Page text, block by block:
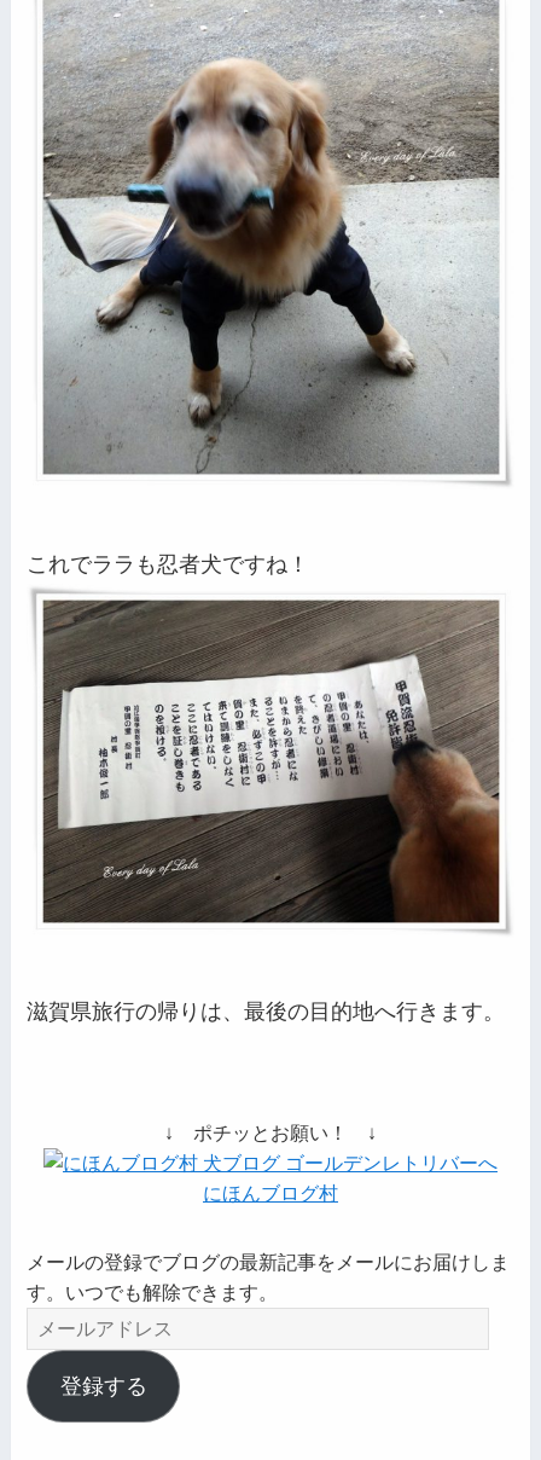
これでララも忍者犬ですね！
滋賀県旅行の帰りは、最後の目的地へ行きます。
↓ ポチッとお願い！ ↓
にほんブログ村
メールの登録でブログの最新記事をメールにお届けしま
す。いつでも解除できます。
メ
ー
ル
ア
登録する